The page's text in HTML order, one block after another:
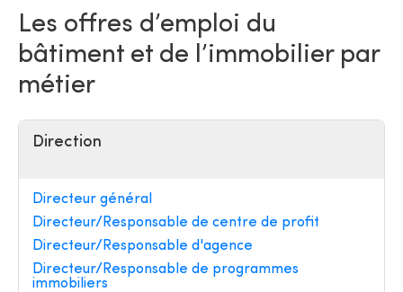
Les offres d’emploi du
bâtiment et de l’immobilier par
métier
Direction
Directeur général
Directeur/Responsable de centre de profit
Directeur/Responsable d'agence
Directeur/Responsable de programmes
immobiliers